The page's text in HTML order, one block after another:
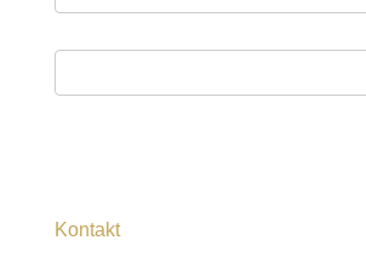
Kontakt